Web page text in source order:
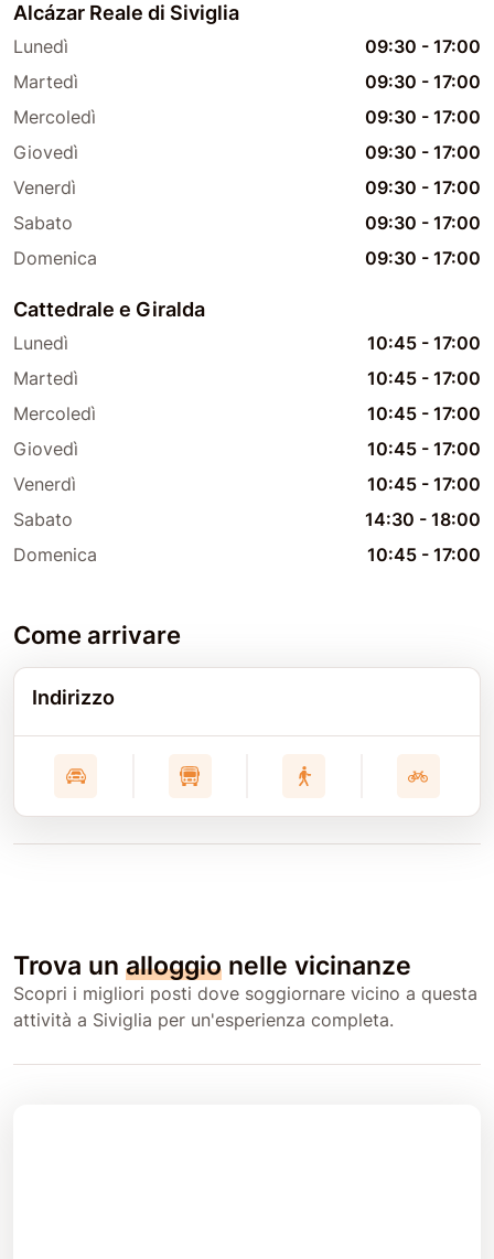
Alcázar Reale di Siviglia
Lunedì 09:30 - 17:00
Martedì
09:30 - 17:00
Mercoledì
09:30 - 17:00
Giovedì
09:30 - 17:00
Venerdì
09:30 - 17:00
Sabato
09:30 - 17:00
Domenica
09:30 - 17:00
Cattedrale e Giralda
Lunedì 10:45 - 17:00
Martedì
10:45 - 17:00
Mercoledì
10:45 - 17:00
Giovedì
10:45 - 17:00
Venerdì
10:45 - 17:00
Sabato
14:30 - 18:00
Domenica
10:45 - 17:00
Come arrivare
Indirizzo
Trova un alloggio nelle vicinanze
Scopri i migliori posti dove soggiornare vicino a questa
attività a Siviglia per un'esperienza completa.